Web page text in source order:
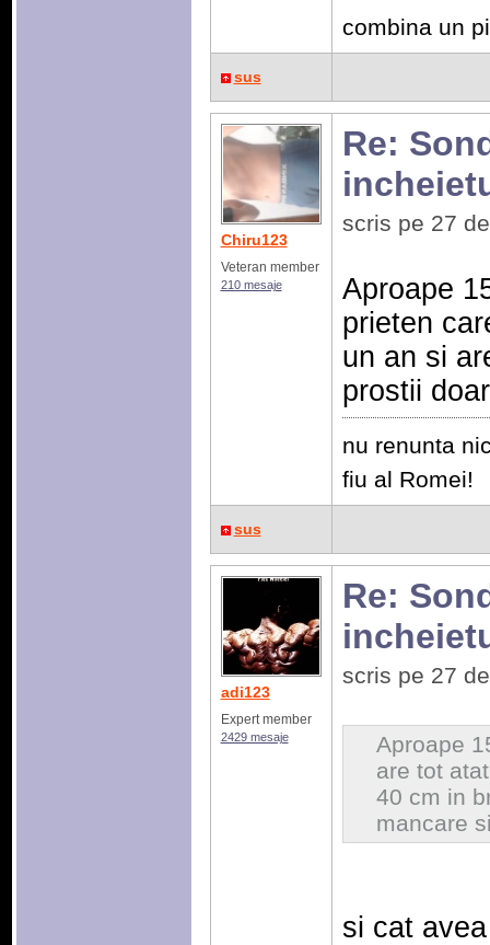
combina un
sus
Chiru123
Veteran member
210 mesaje
Re:
scris pe 27
Aproape
prieten
un an si
prostii
nu renunta
fiu al Romei!
sus
adi123
Expert member
2429 mesaje
Re:
scris pe 27
Aproape
are tot
40 cm in
mancare
si cat